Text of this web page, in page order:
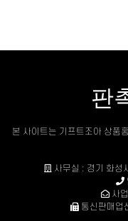
판
본 사이트는 기프트조아 상품
사무실 : 경기 화성
사
통신판매업